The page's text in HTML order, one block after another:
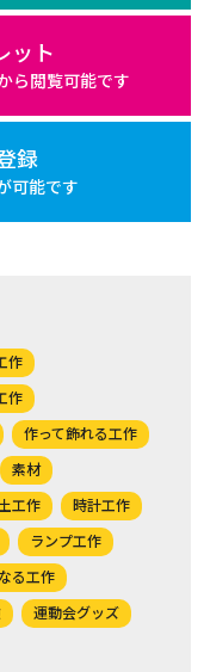
ット
ら閲覧可能です
録
可能です
作
作
作って飾れる工作
素材
工作
時計工作
ランプ工作
る工作
運動会グッズ